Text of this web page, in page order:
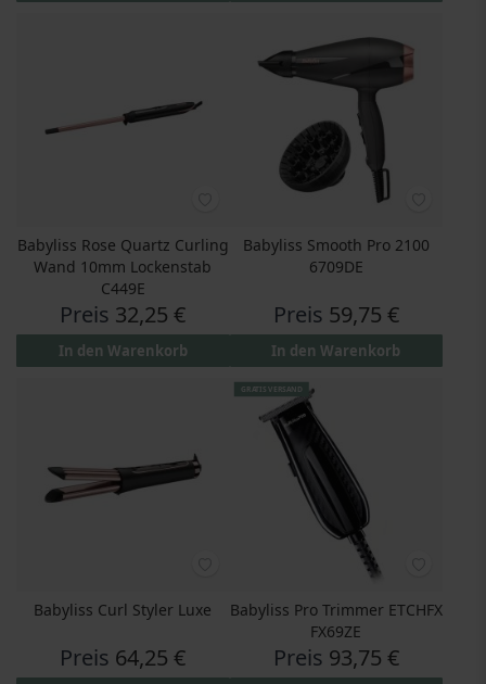
Babyliss Rose Quartz Curling
Wand 10mm Lockenstab
C449E
Preis 32,25 €
In den Warenkorb
Babyliss Smooth Pro 2100
6709DE
Preis 59,75 €
In den Warenkorb
Babyliss Curl Styler Luxe
Preis 64,25 €
GRATIS VERSAND
Babyliss Pro Trimmer ETCHFX
FX69ZE
Preis 93,75 €